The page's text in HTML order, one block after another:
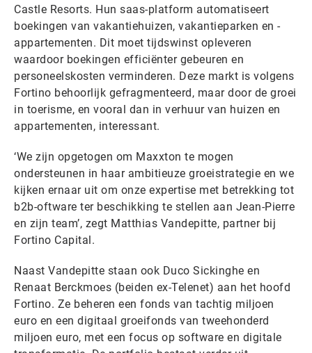
Castle Resorts. Hun saas-platform automatiseert
boekingen van vakantiehuizen, vakantieparken en -
appartementen. Dit moet tijdswinst opleveren
waardoor boekingen efficiënter gebeuren en
personeelskosten verminderen. Deze markt is volgens
Fortino behoorlijk gefragmenteerd, maar door de groei
in toerisme, en vooral dan in verhuur van huizen en
appartementen, interessant.
‘We zijn opgetogen om Maxxton te mogen
ondersteunen in haar ambitieuze groeistrategie en we
kijken ernaar uit om onze expertise met betrekking tot
b2b-oftware ter beschikking te stellen aan Jean-Pierre
en zijn team’, zegt Matthias Vandepitte, partner bij
Fortino Capital.
Naast Vandepitte staan ook Duco Sickinghe en
Renaat Berckmoes (beiden ex-Telenet) aan het hoofd
Fortino. Ze beheren een fonds van tachtig miljoen
euro en een digitaal groeifonds van tweehonderd
miljoen euro, met een focus op software en digitale